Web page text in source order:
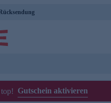
Gutschein aktivieren